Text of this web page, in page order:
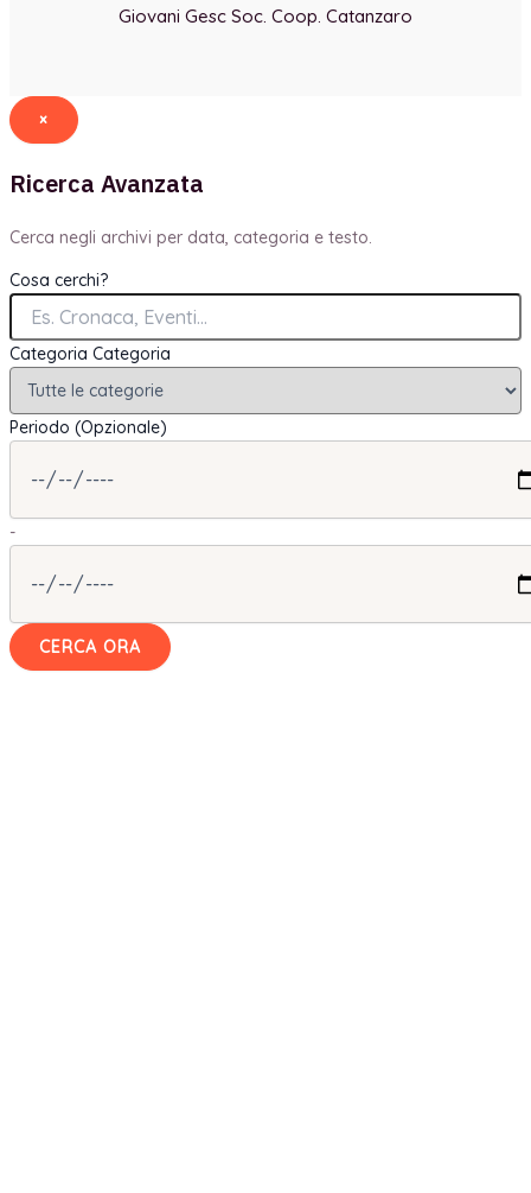
Giovani Gesc Soc. Coop. Catanzaro
×
Ricerca Avanzata
Cerca negli archivi per data, categoria e testo.
Cosa cerchi?
Categoria Categoria
Periodo (Opzionale)
-
CERCA ORA